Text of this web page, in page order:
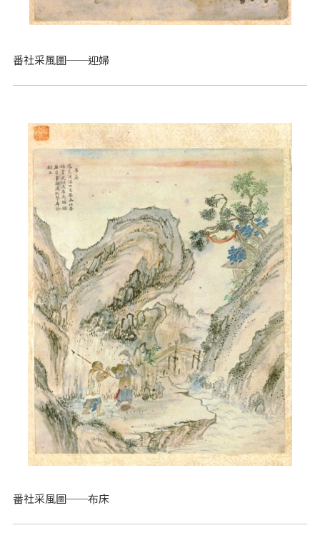
番社采風圖──迎婦
番社采風圖──布床